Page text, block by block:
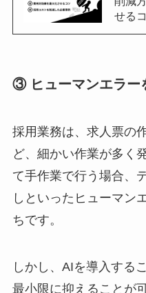
せる
③ ヒューマンエラー
採用業務は、求人票の
ど、細かい作業が多く
て手作業で行う場合、
しといったヒューマン
ちです。
しかし、AIを導入する
最小限に抑えることが